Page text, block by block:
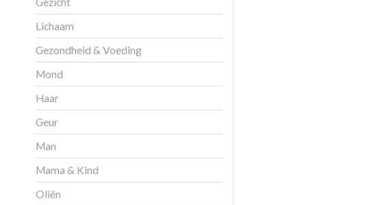
Lichaam
Gezondheid & Voeding
Mond
Haar
Geur
Man
Mama & Kind
Oliën